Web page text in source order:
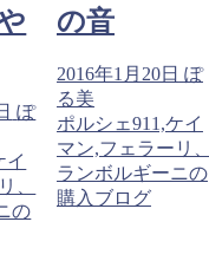
ぽ
イ
、
の
の音
2016年1月20日 ぽ
る美
ポルシェ911,ケイ
マン,フェラーリ、
ランボルギーニの
購入ブログ